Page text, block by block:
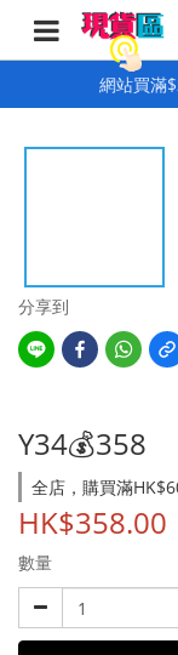
網站買滿
分享到
Y34💰358
全店，購買滿
HK$358.00
數量